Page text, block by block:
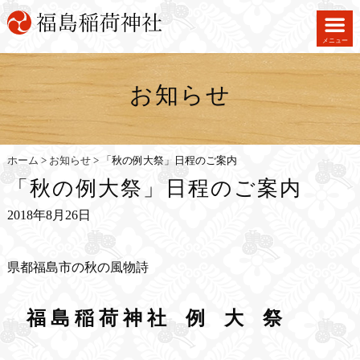
メニュー
お知らせ
ホーム > お知らせ> 「秋の例大祭」日程のご案内
「秋の例大祭」日程のご案内
2018年8月26日
県都福島市の秋の風物詩
福 島 稲 荷 神 社 例 大 祭